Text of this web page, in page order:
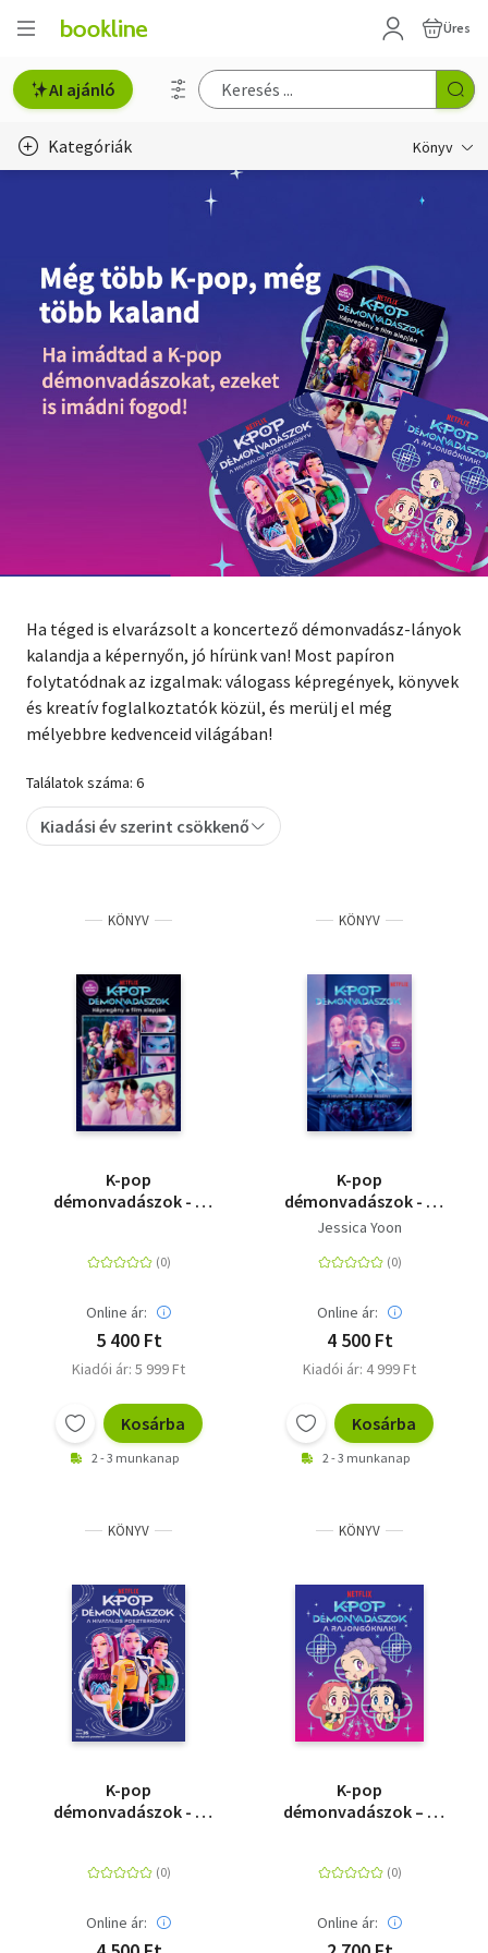
Üres
AI ajánló
Kategóriák Könyv
Gyermek- és ifjúsági
Irodalom
Tankönyv, segédkönyv
Társadalomtudomány
Természettudomány
Történelem
Ha téged is elvarázsolt a koncertező démonvadász-lányok
kalandja a képernyőn, jó hírünk van! Most papíron
folytatódnak az izgalmak: válogass képregények, könyvek
és kreatív foglalkoztatók közül, és merülj el még
mélyebbre kedvenceid világában!
Találatok száma: 6
Kiadási év szerint csökkenő
KÖNYV
K-pop
démonvadászok - A
Online ár:
5 400 Ft
Kiadói ár: 5 999 Ft
Kosárba
2 - 3 munkanap
KÖNYV
K-pop
démonvadászok - A
hivatalos ifjúsági
a filmből
Jessica Yoon
Online ár:
4 500 Ft
Kiadói ár: 4 999 Ft
Kosárba
2 - 3 munkanap
KÖNYV
K-pop
démonvadászok - A
Online ár:
KÖNYV
K-pop
démonvadászok – A
kiadás)
Online ár: